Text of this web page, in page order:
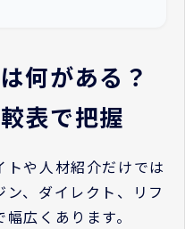
何がある？
表で把握
や人材紹介だけでは
、ダイレクト、リフ
広くあります。